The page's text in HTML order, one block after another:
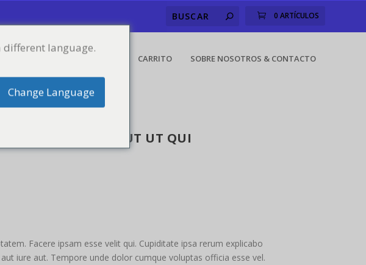
0 ARTÍCULOS
CARRITO SOBRE NOSOTROS & CONTACTO
NULLA. UT UT QUI
Facere ipsam esse velit qui. Cupiditate ipsa rerum explicabo
iure aut. Tempore unde dolor cumque voluptas officia esse vel.
different language.
Change Language